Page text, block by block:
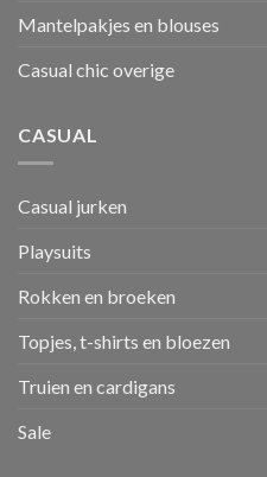
Mantelpakjes en blouses
Casual chic overige
CASUAL
Casual jurken
Playsuits
Rokken en broeken
Topjes, t-shirts en bloezen
Truien en cardigans
Sale